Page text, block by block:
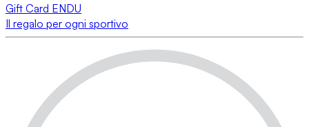
Gift Card ENDU
Il regalo per ogni sportivo